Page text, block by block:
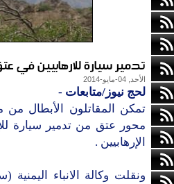
تدمير سيارة للارهابيين في
الأحد, 04-مايو-2014
لحج نيوز/متابعات -
تمكن المقاتلون الأبطال من
محور عتق من تدمير سيارة
الإرهابيين .
ونقلت وكالة الانباء